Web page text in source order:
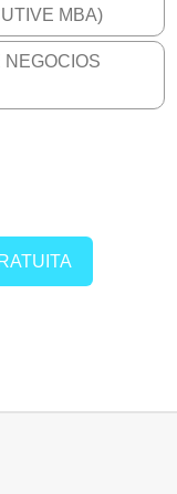
MBA)